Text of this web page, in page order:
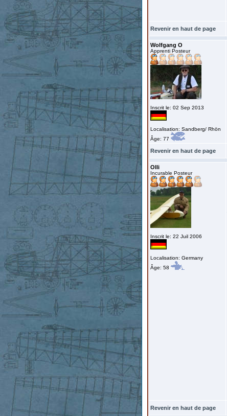
Revenir en haut de page
Wolfgang O
Apprenti Posteur
Inscrit le: 02 Sep 2013
Localisation: Sandberg/ Rhön
Âge: 77
Revenir en haut de page
Olli
Incurable Posteur
Inscrit le: 22 Juil 2006
Localisation: Germany
Âge: 58
Revenir en haut de page